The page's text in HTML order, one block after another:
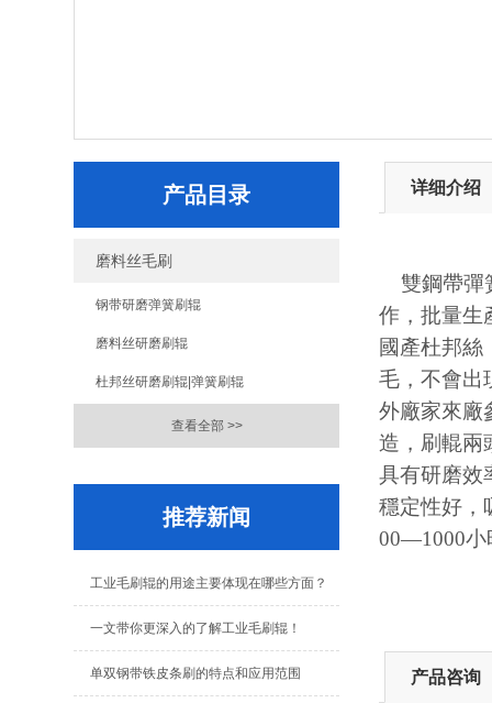
产品目录
磨料丝毛刷
钢带研磨弹簧刷辊
磨料丝研磨刷辊
杜邦丝研磨刷辊|弹簧刷辊
查看全部 >>
推荐新闻
工业毛刷辊的用途主要体现在哪些方面？
一文带你更深入的了解工业毛刷辊！
单双钢带铁皮条刷的特点和应用范围
详细介绍
雙鋼帶彈
作，批量生
國產杜邦絲
毛，不會出
外廠家來廠
造，刷輥兩
具有研磨效
穩定性好，
00—1000小
产品咨询